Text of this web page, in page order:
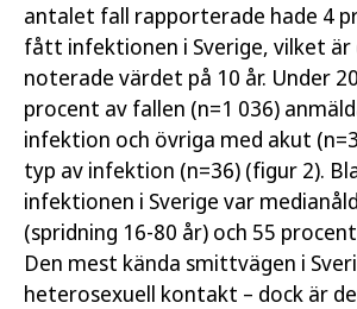
antalet fall rapporterade hade 4
fått infektionen i Sverige, vilket
noterade värdet på 10 år. Under
procent av fallen (n=1 036)
infektion och övriga med akut
typ av infektion (n=36) (figur 2).
infektionen i Sverige var
(spridning 16-80 år) och 55
Den mest kända smittvägen i
heterosexuell kontakt – dock är